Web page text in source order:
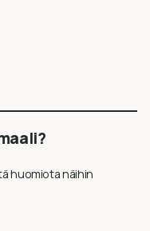
huomiota näihin